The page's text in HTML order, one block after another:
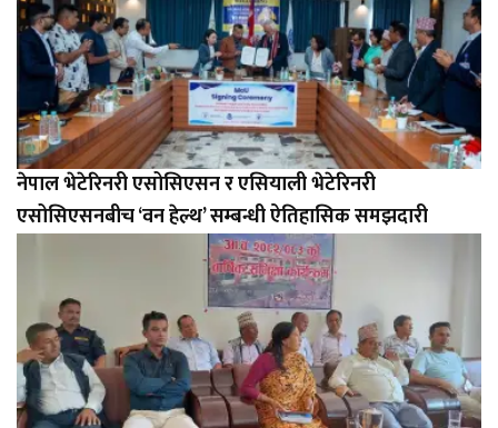
नेपाल भेटेरिनरी एसोसिएसन र एसियाली भेटेरिनरी
एसोसिएसनबीच ‘वन हेल्थ’ सम्बन्धी ऐतिहासिक समझदारी